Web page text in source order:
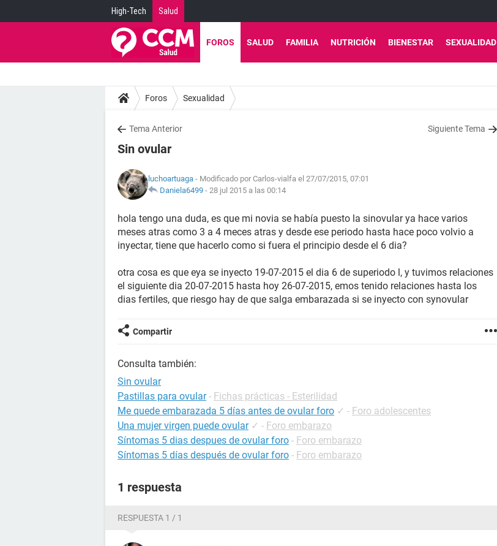
High-Tech Salud
FOROS SALUD FAMILIA NUTRICIÓN BIENESTAR SEXUALIDAD
Foros Sexualidad
Tema Anterior Siguiente Tema
Sin ovular
luchoartuaga - Modificado por Carlos-vialfa el 27/07/2015, 07:01
Daniela6499 - 28 jul 2015 a las 00:14
hola tengo una duda, es que mi novia se había puesto la sinovular ya hace varios
meses atras como 3 a 4 meces atras y desde ese periodo hasta hace poco volvio a
inyectar, tiene que hacerlo como si fuera el principio desde el 6 dia?
otra cosa es que eya se inyecto 19-07-2015 el dia 6 de superiodo l, y tuvimos relaciones
el siguiente dia 20-07-2015 hasta hoy 26-07-2015, emos tenido relaciones hasta los
dias fertiles, que riesgo hay de que salga embarazada si se inyecto con synovular
Compartir
Consulta también:
Sin ovular
Pastillas para ovular - Fichas prácticas - Esterilidad
Me quede embarazada 5 días antes de ovular foro ✓ - Foro adolescentes
Una mujer virgen puede ovular ✓ - Foro embarazo
Síntomas 5 dias despues de ovular foro - Foro embarazo
Síntomas 5 días después de ovular foro - Foro embarazo
1 respuesta
RESPUESTA 1 / 1